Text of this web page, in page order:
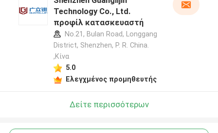
Technology Co., Ltd.
προφίλ κατασκευαστή
No.21, Bulan Road, Longgang
District, Shenzhen, P. R. China.
,Κίνα
5.0
Ελεγχμένος προμηθευτής
Δείτε περισσότερων